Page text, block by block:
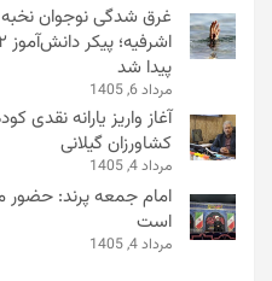
غرق شدگی نوجوان نخبه
پیدا شد
مرداد 6, 1405
آغاز واریز یارانه
کشاورزان گیلانی
مرداد 4, 1405
امام جمعه پرند: حضور
است
مرداد 4, 1405